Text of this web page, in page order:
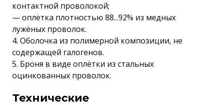
контактной проволокой;
— оплётка плотностью 88...92% из медных
лужёных проволок.
4. Оболочка из полимерной композиции, не
содержащей галогенов.
5. Броня в виде оплётки из стальных
оцинкованных проволок.
Технические